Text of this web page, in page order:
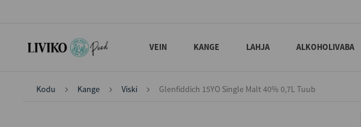
VEIN KANGE LAHJA ALKOHOLIVABA
Kodu Kange Viski Glenfiddich 15YO Single Malt 40% 0,7L Tuub